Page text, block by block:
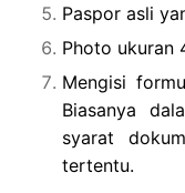
Paspor asli
Photo ukuran
Mengisi
Biasanya
syarat
tertentu.